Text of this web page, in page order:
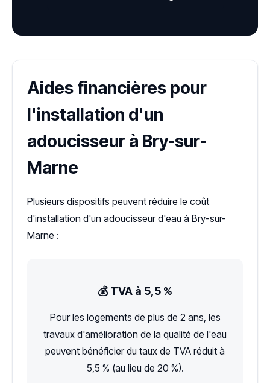
Aides financières pour
l'installation d'un
adoucisseur à Bry-sur-
Marne
Plusieurs dispositifs peuvent réduire le coût
d'installation d'un adoucisseur d'eau à Bry-sur-
Marne :
💰 TVA à 5,5 %
Pour les logements de plus de 2 ans, les
travaux d'amélioration de la qualité de l'eau
peuvent bénéficier du taux de TVA réduit à
5,5 % (au lieu de 20 %).